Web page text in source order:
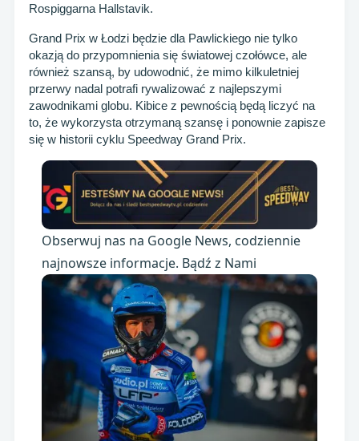
Rospiggarna Hallstavik.
Grand Prix w Łodzi będzie dla Pawlickiego nie tylko
okazją do przypomnienia się światowej czołówce, ale
również szansą, by udowodnić, że mimo kilkuletniej
przerwy nadal potrafi rywalizować z najlepszymi
zawodnikami globu. Kibice z pewnością będą liczyć na
to, że wykorzysta otrzymaną szansę i ponownie zapisze
się w historii cyklu Speedway Grand Prix.
Obserwuj nas na Google News, codziennie
najnowsze informacje. Bądź z Nami